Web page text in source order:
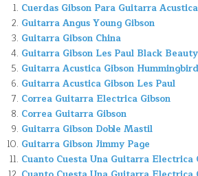
Cuerdas Gibson Para Guitarra Acustica
Guitarra Angus Young Gibson
Guitarra Gibson China
Guitarra Gibson Les Paul Black Beauty
Guitarra Acustica Gibson Hummingbird
Guitarra Acustica Gibson Les Paul
Correa Guitarra Electrica Gibson
Correa Guitarra Gibson
Guitarra Gibson Doble Mastil
Guitarra Gibson Jimmy Page
Cuanto Cuesta Una Guitarra Electrica